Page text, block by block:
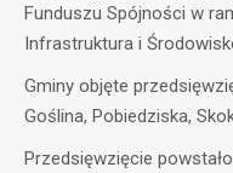
Funduszu Spójności w
Infrastruktura i
Gminy objęte
Goślina, Pobiedziska,
Przedsięwzięcie